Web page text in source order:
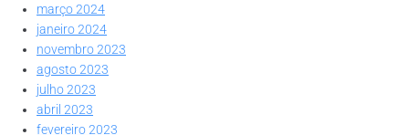
março 2024
janeiro 2024
novembro 2023
agosto 2023
julho 2023
abril 2023
fevereiro 2023